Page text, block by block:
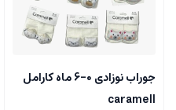
جوراب نوزادی 0-6 ماه کارامل
caramell